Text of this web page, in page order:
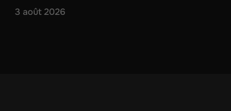
3 août 2026